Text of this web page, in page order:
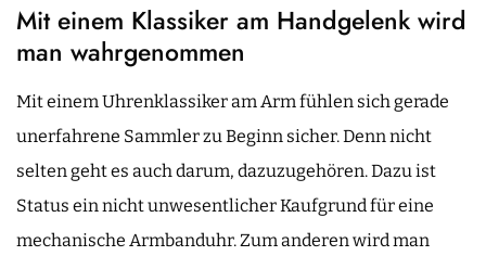
Mit einem Klassiker am Handgelenk wird
man wahrgenommen
Mit einem Uhrenklassiker am Arm fühlen sich gerade
unerfahrene Sammler zu Beginn sicher. Denn nicht
selten geht es auch darum, dazuzugehören. Dazu ist
Status ein nicht unwesentlicher Kaufgrund für eine
mechanische Armbanduhr. Zum anderen wird man